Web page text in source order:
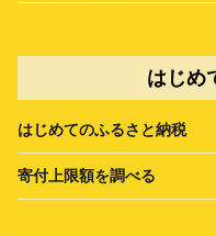
はじめ
はじめてのふるさと納税
寄付上限額を調べる